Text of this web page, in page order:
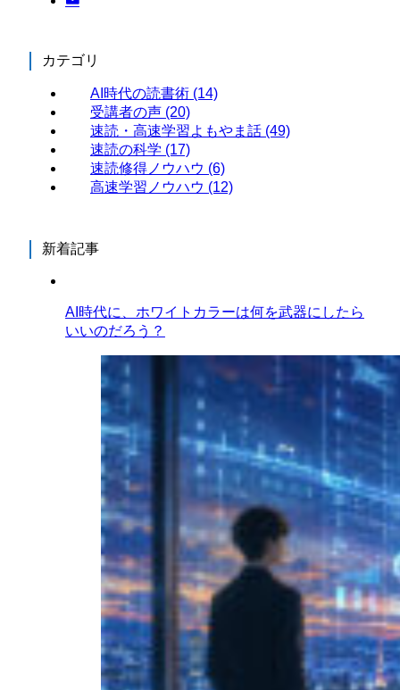
カテゴリ
AI時代の読書術 (14)
受講者の声 (20)
速読・高速学習よもやま話 (49)
速読の科学 (17)
速読修得ノウハウ (6)
高速学習ノウハウ (12)
新着記事
AI時代に、ホワイトカラーは何を武器にしたら
いいのだろう？